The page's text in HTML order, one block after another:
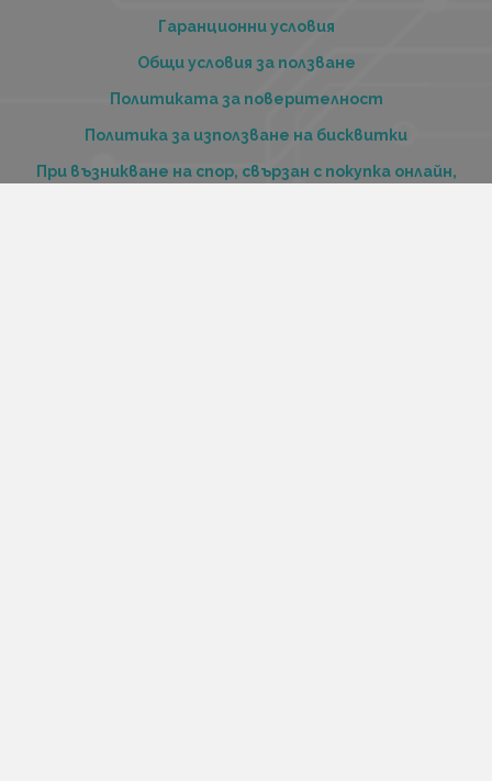
Гаранционни условия
Общи условия за ползване
Политиката за поверителност
Политика за използване на бисквитки
При възникване на спор, свързан с покупка онлайн,